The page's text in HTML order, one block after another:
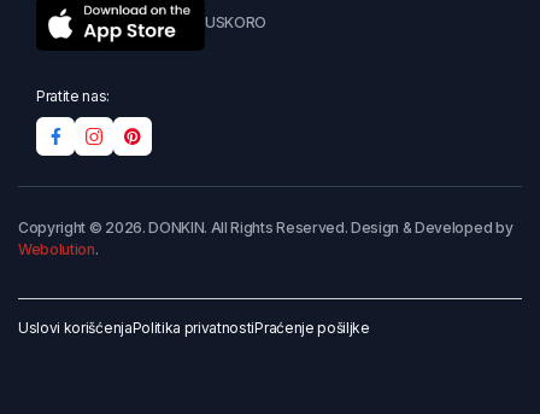
USKORO
Pratite nas:
Copyright © 2026. DONKIN. All Rights Reserved. Design & Developed by
Webolution.
Uslovi korišćenjaPolitika privatnostiPraćenje pošiljke